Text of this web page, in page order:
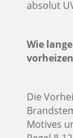
absolut
Wie
Die
Motives